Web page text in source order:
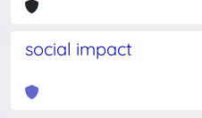
social impact